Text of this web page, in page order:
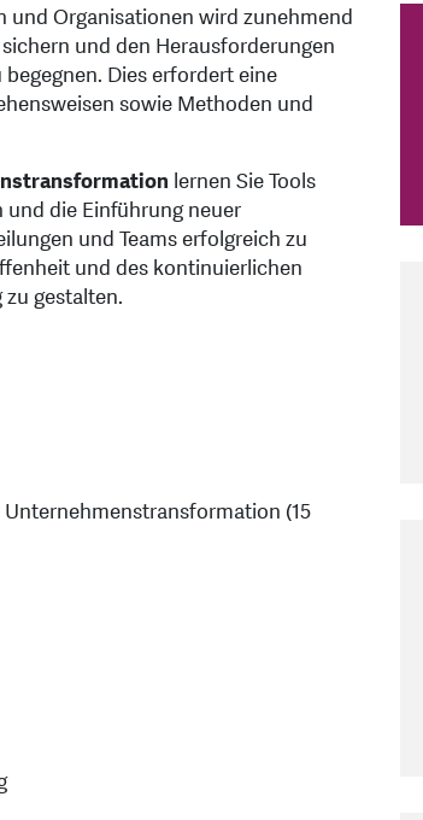
Organisationen wird zunehmend
und den Herausforderungen
Dies erfordert eine
sowie Methoden und
lernen Sie Tools
die Einführung neuer
und Teams erfolgreich zu
und des kontinuierlichen
gestalten.
(15